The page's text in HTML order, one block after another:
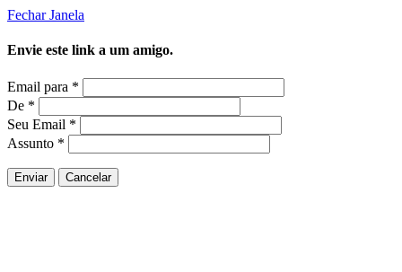
Fechar Janela
Envie este link a um amigo.
Email para *
De *
Seu Email *
Assunto *
Enviar Cancelar